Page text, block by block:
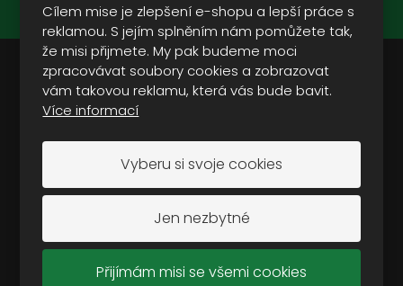
Cílem mise je zlepšení e-shopu a lepší práce s
reklamou. S jejím splněním nám pomůžete tak,
že misi přijmete. My pak budeme moci
zpracovávat soubory cookies a zobrazovat
vám takovou reklamu, která vás bude bavit.
Více informací
Vyberu si svoje cookies
Jen nezbytné
Přijímám misi se všemi cookies
Doporučujeme vám:
Oblečení
Modely
Vojenská a outdoorová obuv
Vojenské vybavení